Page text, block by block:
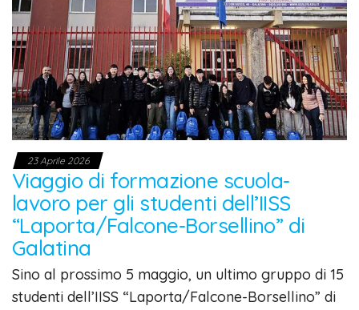
23 Aprile 2026
Viaggio di formazione scuola-
lavoro per gli studenti dell’IISS
“Laporta/Falcone-Borsellino” di
Galatina
Sino al prossimo 5 maggio, un ultimo gruppo di 15
studenti dell’IISS “Laporta/Falcone-Borsellino” di